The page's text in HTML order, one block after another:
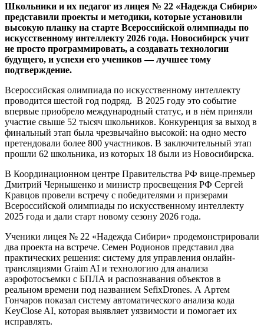
Школьники и их педагог из лицея № 22 «Надежда Сибири»
представили проекты и методики, которые установили
высокую планку на старте Всероссийской олимпиады по
искусственному интеллекту 2026 года. Новосибирск учит
не просто программировать, а создавать технологии
будущего, и успехи его учеников — лучшее тому
подтверждение.
Всероссийская олимпиада по искусственному интеллекту
проводится шестой год подряд. В 2025 году это событие
впервые приобрело международный статус, и в нём приняли
участие свыше 52 тысяч школьников. Конкуренция за выход в
финальный этап была чрезвычайно высокой: на одно место
претендовали более 800 участников. В заключительный этап
прошли 62 школьника, из которых 18 были из Новосибирска.
В Координационном центре Правительства РФ вице-премьер
Дмитрий Чернышенко и министр просвещения РФ Сергей
Кравцов провели встречу с победителями и призерами
Всероссийской олимпиады по искусственному интеллекту
2025 года и дали старт новому сезону 2026 года.
Ученики лицея № 22 «Надежда Сибири» продемонстрировали
два проекта на встрече. Семен Родионов представил два
практических решения: систему для управления онлайн-
трансляциями Graim AI и технологию для анализа
аэрофотосъемки с БПЛА и распознавания объектов в
реальном времени под названием SefixDrones. А Артем
Гончаров показал систему автоматического анализа кода
KeyClose AI, которая выявляет уязвимости и помогает их
исправлять.